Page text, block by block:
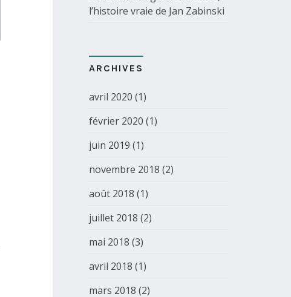
l’histoire vraie de Jan Zabinski
ARCHIVES
avril 2020 (1)
février 2020 (1)
juin 2019 (1)
novembre 2018 (2)
août 2018 (1)
juillet 2018 (2)
mai 2018 (3)
avril 2018 (1)
mars 2018 (2)